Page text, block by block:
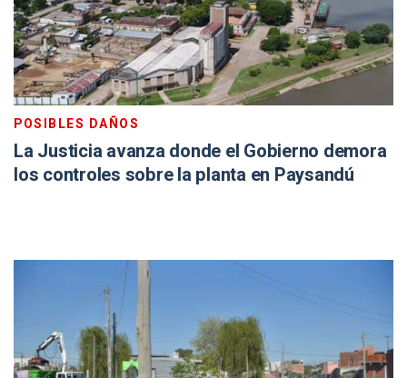
POSIBLES DAÑOS
La Justicia avanza donde el Gobierno demora
los controles sobre la planta en Paysandú